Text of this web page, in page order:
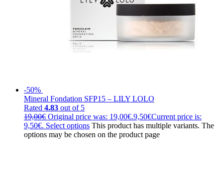
-50%
Mineral Fondation SFP15 – LILY LOLO
Rated 4.83 out of 5
19,00€ Original price was: 19,00€.9,50€Current price is:
9,50€. Select options This product has multiple variants. The
options may be chosen on the product page